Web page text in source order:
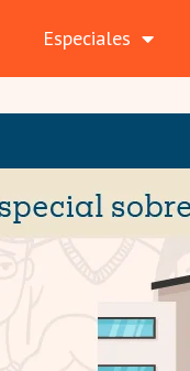
Especiales